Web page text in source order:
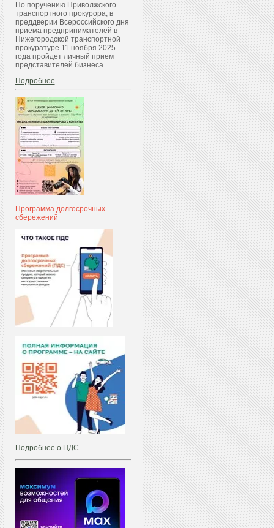
По поручению Приволжского
транспортного прокурора, в
преддверии Всероссийского дня
приема предпринимателей в
Нижегородской транспортной
прокуратуре 11 ноября 2025
года пройдет личный прием
представителей бизнеса.
Подробнее
Программа долгосрочных
сбережений
Подробнее о ПДС